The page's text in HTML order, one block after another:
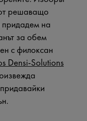
решаващо
придадем на
за обем
с филоксан
Densi-Solutions